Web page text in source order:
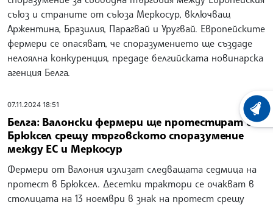
съюз и страните от съюза Меркосур, включващ
Аржентина, Бразилия, Парагвай и Уругвай. Европейските
фермери се опасяват, че споразумението ще създаде
нелоялна конкуренция, предаде белгийската новинарска
агенция Белга.
07.11.2024 18:51
Белга: Валонски фермери ще протестират в
Брюксел срещу търговското споразумение
между ЕС и Меркосур
Фермери от Валония излизат следващата седмица на
протест в Брюксел. Десетки трактори се очакват в
столицата на 13 ноември в знак на протест срещу